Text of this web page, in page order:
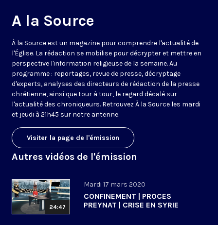
A la Source
À la Source est un magazine pour comprendre l'actualité de
l'Église. La rédaction se mobilise pour décrypter et mettre en
perspective l'information religieuse de la semaine. Au
programme : reportages, revue de presse, décryptage
d'experts, analyses des directeurs de rédaction de la presse
chrétienne, ainsi que tour à tour, le regard décalé sur
l'actualité des chroniqueurs. Retrouvez À la Source les mardi
et jeudi à 21h45 sur notre antenne.
Visiter la page de l'émission
Autres vidéos de l'émission
24:47
Mardi 17 mars 2020
CONFINEMENT | PROCES
PREYNAT | CRISE EN SYRIE